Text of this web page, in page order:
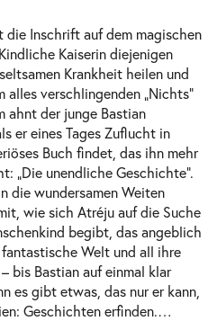
-
Fr.
02.10.2026
Tickets
-
Mi.
11.11.2026
Tickets
die Inschrift auf dem magischen
Kaiserin diejenigen
Krankheit heilen und
alles verschlingenden „Nichts“
ahnt der junge Bastian
er eines Tages Zuflucht in
Buch findet, das ihn mehr
„Die unendliche Geschichte“.
die wundersamen Weiten
wie sich Atréju auf die Suche
begibt, das angeblich
Welt und all ihre
bis Bastian auf einmal klar
es gibt etwas, das nur er kann,
Geschichten erfinden.…